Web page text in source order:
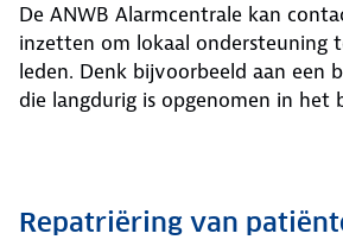
De ANWB Alarmcentrale kan
inzetten om lokaal ondersteuning
leden. Denk bijvoorbeeld aan een
die langdurig is opgenomen in het
Repatriëring van